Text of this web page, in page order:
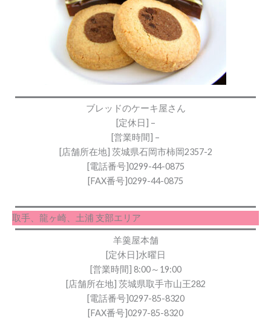
ブレッドのケーキ屋さん
[定休日] –
[営業時間] –
[店舗所在地] 茨城県石岡市柿岡2357-2
[電話番号]0299-44-0875
[FAX番号]0299-44-0875
取手、龍ヶ崎、土浦 支部エリア
羊羹屋本舗
[定休日]水曜日
[営業時間] 8:00～19:00
[店舗所在地] 茨城県取手市山王282
[電話番号]0297-85-8320
[FAX番号]0297-85-8320